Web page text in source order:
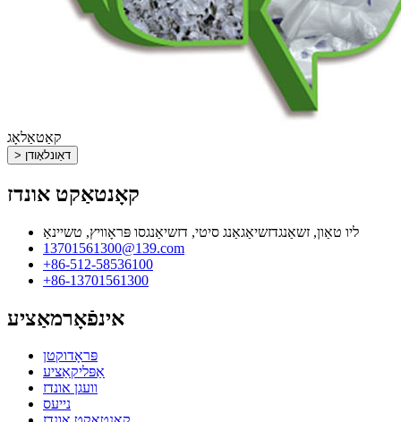
קאַטאַלאָג
> דאַונלאָודן
קאָנטאַקט אונדז
ליו טאַון, זשאַנגדזשיאַגאַנג סיטי, דזשיאַנגסו פּראָוויץ, טשיינאַ
13701561300@139.com
+86-512-58536100
+86-13701561300
אינפֿאָרמאַציע
פּראָדוקטן
אַפּליקאַציע
וועגן אונדז
נייעס